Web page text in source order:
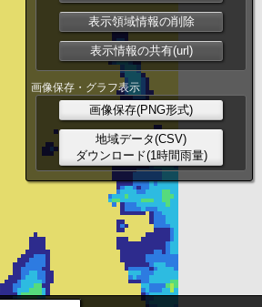
表示領域情報の削除
表示情報の共有(url)
画像保存・グラフ表示
画像保存(PNG形式)
地域データ(CSV)
ダウンロード(1時間雨量)